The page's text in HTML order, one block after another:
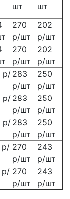
шт
шт
270
р/шт
202
р/шт
270
р/шт
202
р/шт
р/ 283
р/шт
250
р/шт
р/ 283
р/шт
250
р/шт
р/ 283
р/шт
250
р/шт
р/ 270
р/шт
243
р/шт
р/ 270
р/шт
243
р/шт